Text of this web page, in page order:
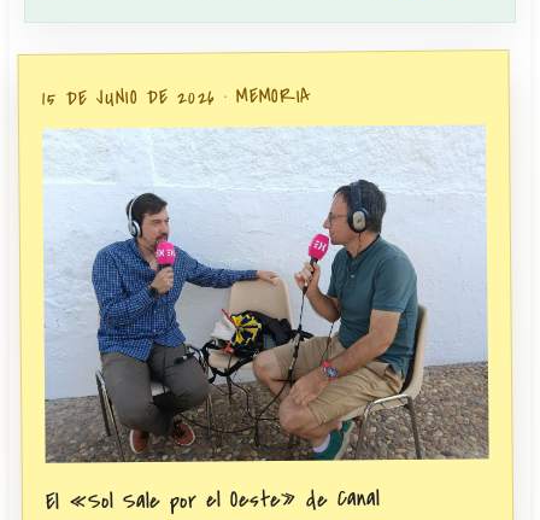
15 DE JUNIO DE 2026 MEMORIA
El «Sol Sale por el Oeste» de Canal